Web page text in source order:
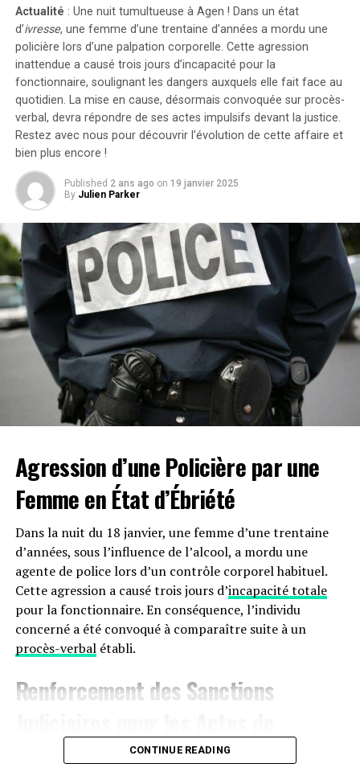
« Elle cherche simplement à tirer profit d’un travail
qu’elle n’a pas conçu », a affirmé l’avocate Brittany
Amadi lors du procès.En 2020, une première plainte
avait été rejetée ; néanmoins, la cour d’appel avait
rouvert l’affaire en considérant qu’il existait un débat
légitime concernant les « similarités substantielles »
entre les deux œuvres.Cette affaire soulève des
questions cruciales sur l’originalité dans le secteur
cinématographique et pourrait avoir des conséquences
significatives sur les droits d’auteur et la propriété
intellectuelle dans l’univers du divertissement.
Actualité : Une nuit tumultueuse à Agen ! Dans un état
d’ivresse, une femme d’une trentaine d’années a mordu une
policière lors d’une palpation corporelle. Cette agression
inattendue a causé trois jours d’incapacité pour la
fonctionnaire, soulignant les dangers auxquels elle fait face au
quotidien. La mise en cause, désormais convoquée sur procès-
verbal, devra répondre de ses actes impulsifs devant la justice.
Restez avec nous pour découvrir l’évolution de cette affaire et
bien plus encore !
Published 2 ans ago on 19 janvier 2025
By Julien Parker
Agression d’une Policière par une
Femme en État d’Ébriété
Dans la nuit du 18 janvier, une femme d’une trentaine
d’années, sous l’influence de l’alcool, a mordu une
agente de police lors d’un contrôle corporel habituel.
Cette agression a causé trois jours d’incapacité totale
pour la fonctionnaire. En conséquence, l’individu
concerné a été convoqué à comparaître suite à un
procès-verbalétabli.
Renforcement des Sanctions
Violence àAgen
CONTINUE READING